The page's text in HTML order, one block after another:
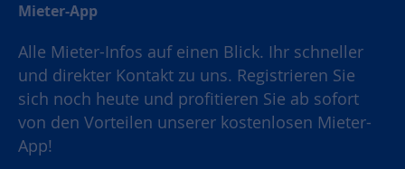
Mieter-App
Alle Mieter-Infos auf einen Blick. Ihr schneller
und direkter Kontakt zu uns. Registrieren Sie
sich noch heute und profitieren Sie ab sofort
von den Vorteilen unserer kostenlosen Mieter-
App!